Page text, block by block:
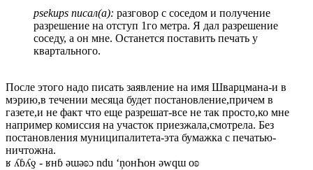
psekups писал(а): разговор с соседом и получение
разрешение на отступ 1го метра. Я дал разрешение
соседу, а он мне. Останется поставить печать у
квартального.
После этого надо писать заявление на имя Шварцмана-и в
мэрию,в течении месяца будет постановление,причем в
газете,и не факт что еще разрешат-все не так просто,ко мне
например комиссия на участок приезжала,смотрела. Без
постановления муниципалитета-эта бумажка с печатью-
ничтожна.
ʁ ʎɓʎƍ - ʁнɓ ǝɯǝʚɔ ndu ‘ņонҺон ǝwqɯ оʚ